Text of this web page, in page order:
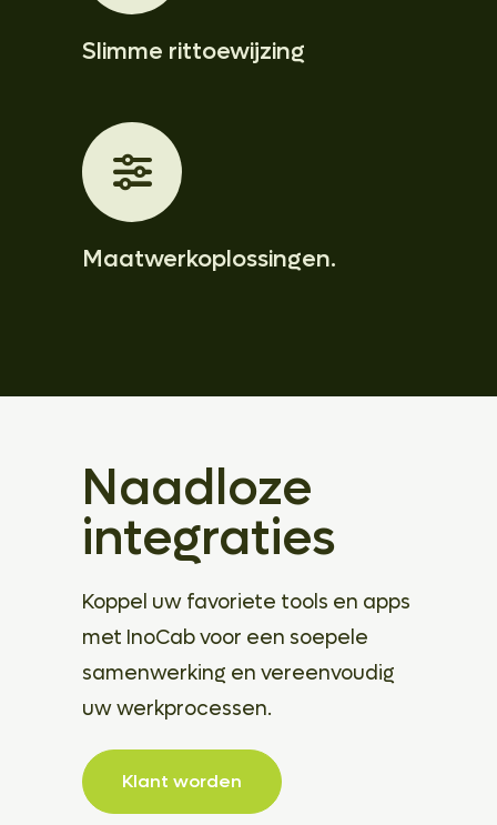
Slimme rittoewijzing
Maatwerkoplossingen.
Naadloze
integraties
Koppel uw favoriete tools en apps
met InoCab voor een soepele
samenwerking en vereenvoudig
uw werkprocessen.
Klant worden